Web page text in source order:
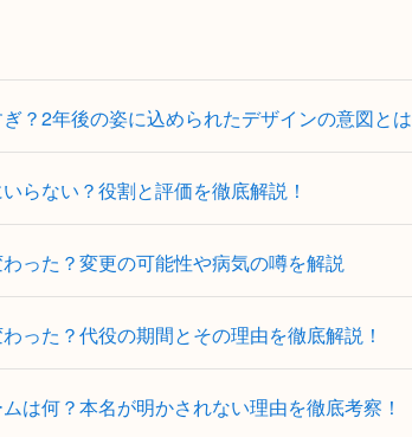
？2年後の姿に込められたデザインの意図とは
らない？役割と評価を徹底解説！
った？変更の可能性や病気の噂を解説
った？代役の期間とその理由を徹底解説！
は何？本名が明かされない理由を徹底考察！